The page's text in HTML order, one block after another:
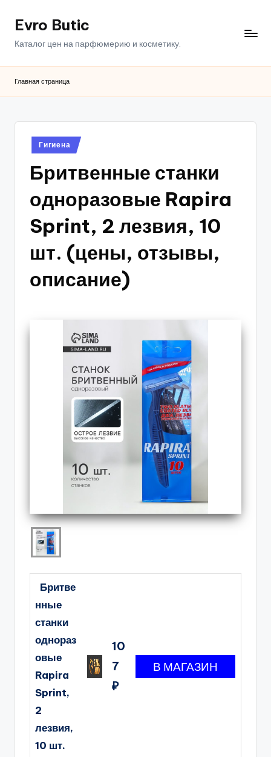
ПерейтиEvro Butic
Каталог цен на парфюмерию и косметику.
Главная страница
Опубликовано
в
Гигиена
Бритвенные станки
одноразовые Rapira
Sprint, 2 лезвия, 10
шт. (цены, отзывы,
описание)
Бритве
нные
станки
однораз
овые
Rapira
Sprint,
2
лезвия,
10 шт.
10
7
₽